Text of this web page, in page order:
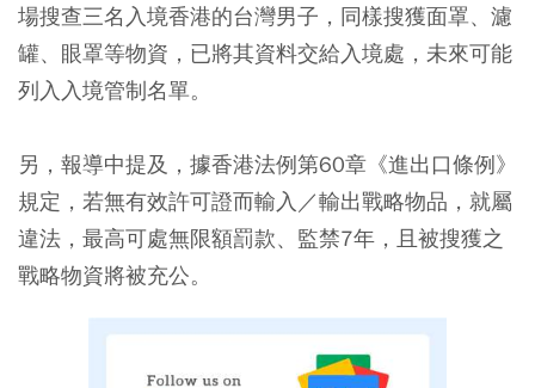
場搜查三名入境香港的台灣男子，同樣搜獲面罩、濾
罐、眼罩等物資，已將其資料交給入境處，未來可能
列入入境管制名單。
另，報導中提及，據香港法例第60章《進出口條例》
規定，若無有效許可證而輸入／輸出戰略物品，就屬
違法，最高可處無限額罰款、監禁7年，且被搜獲之
戰略物資將被充公。